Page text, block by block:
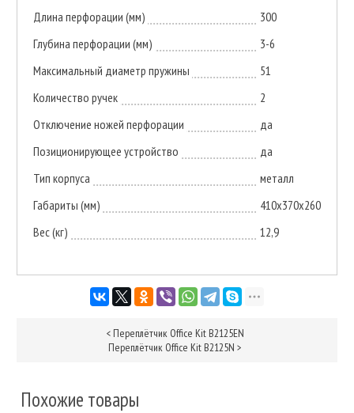
Длина перфорации (мм)
300
Глубина перфорации (мм)
3-6
Максимальный диаметр пружины
51
Количество ручек
2
Отключение ножей перфорации
да
Позиционирующее устройство
да
Тип корпуса
металл
Габариты (мм)
410x370x260
Вес (кг)
12,9
< Переплётчик Office Kit B2125EN
Переплётчик Office Kit B2125N >
Похожие товары